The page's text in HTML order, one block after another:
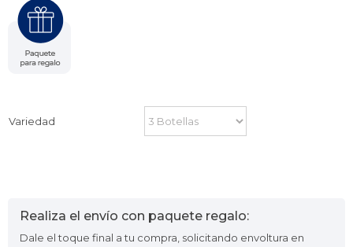
Variedad
Realiza el envío con paquete regalo:
Dale el toque final a tu compra, solicitando envoltura en